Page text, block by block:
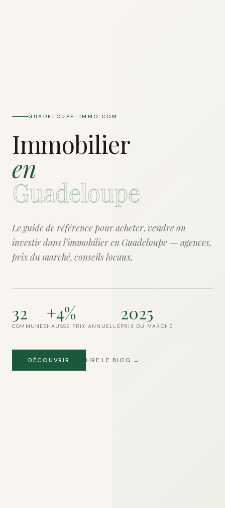
GUADELOUPE-IMMO.COM
Immobilier
en
Guadeloupe
Le guide de référence pour acheter, vendre ou
investir dans l'immobilier en Guadeloupe — agences,
prix du marché, conseils locaux.
32
COMMUNES
+4%
HAUSSE PRIX ANNUELLE
2025
PRIX DU MARCHÉ
DÉCOUVRIR LIRE LE BLOG →